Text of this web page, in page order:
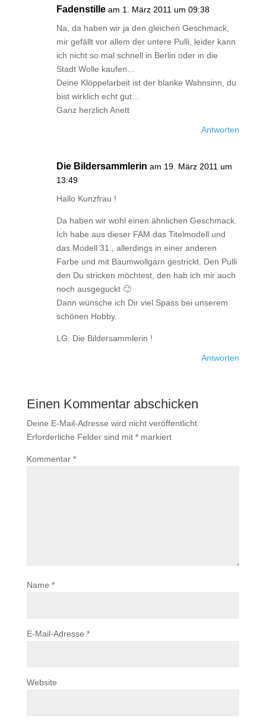
Fadenstille am 1. März 2011 um 09:38
Na, da haben wir ja den gleichen Geschmack,
mir gefällt vor allem der untere Pulli, leider kann
ich nicht so mal schnell in Berlin oder in die
Stadt Wolle kaufen…
Deine Klöppelarbeit ist der blanke Wahnsinn, du
bist wirklich echt gut…
Ganz herzlich Anett
Antworten
Die Bildersammlerin am 19. März 2011 um
13:49
Hallo Kunzfrau !
Da haben wir wohl einen ähnlichen Geschmack.
Ich habe aus dieser FAM das Titelmodell und
das Modell 31 , allerdings in einer anderen
Farbe und mit Baumwollgarn gestrickt. Den Pulli
den Du stricken möchtest, den hab ich mir auch
noch ausgeguckt 🙂
Dann wünsche ich Dir viel Spass bei unserem
schönen Hobby.
LG. Die Bildersammlerin !
Antworten
Einen Kommentar abschicken
Deine E-Mail-Adresse wird nicht veröffentlicht.
Erforderliche Felder sind mit *markiert
Kommentar *
Name *
E-Mail-Adresse *
Website